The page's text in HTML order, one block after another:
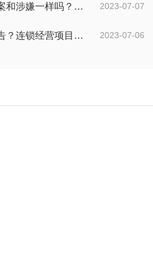
2023-07-07
环球百事通！涉案和涉嫌一样吗？涉案金额多少可以立案？
2023-07-06
什么是可行性报告？连锁经营项目概况都有哪些内容？ 环球观察